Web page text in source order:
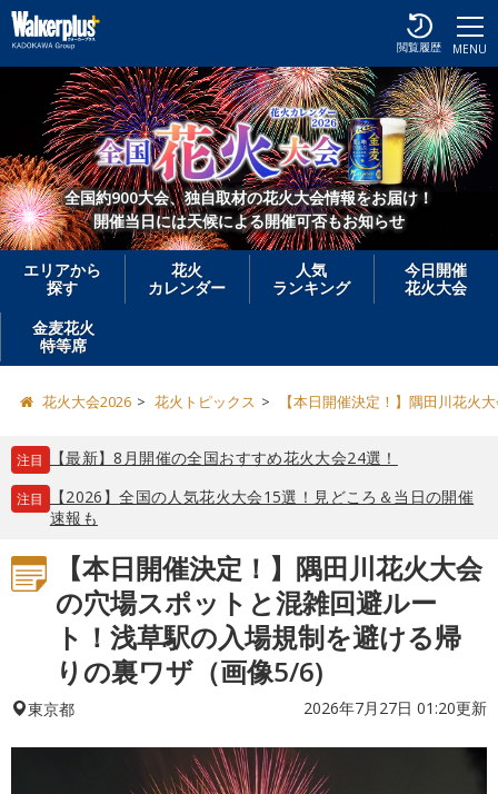
MENU
閲覧履歴
全国約900大会、独自取材の花火大会情報をお届け！
開催当日には天候による開催可否もお知らせ
エリアから
探す
花火
カレンダー
人気
ランキング
今日開催
花火大会
金麦花火
特等席
花火大会2026 花火トピックス 【本日開催決定！】隅田川花火
注目 【最新】8月開催の全国おすすめ花火大会24選！
注目
【2026】全国の人気花火大会15選！見どころ＆当日の開催
速報も
【本日開催決定！】隅田川花火大会
の穴場スポットと混雑回避ルー
ト！浅草駅の入場規制を避ける帰
りの裏ワザ（画像5/6)
東京都 2026年7月27日 01:20更新